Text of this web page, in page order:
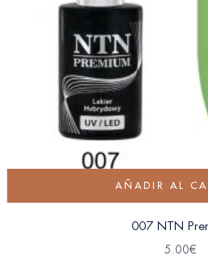
AÑADIR AL
007 NTN
5.00€